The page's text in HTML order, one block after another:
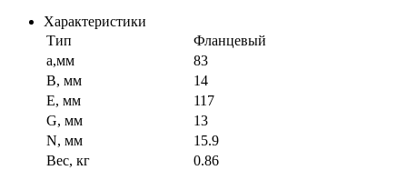
Характеристики
Тип
Фланцевый
a,мм
83
B, мм
14
E, мм
117
G, мм
13
N, мм
15.9
Вес, кг
0.86